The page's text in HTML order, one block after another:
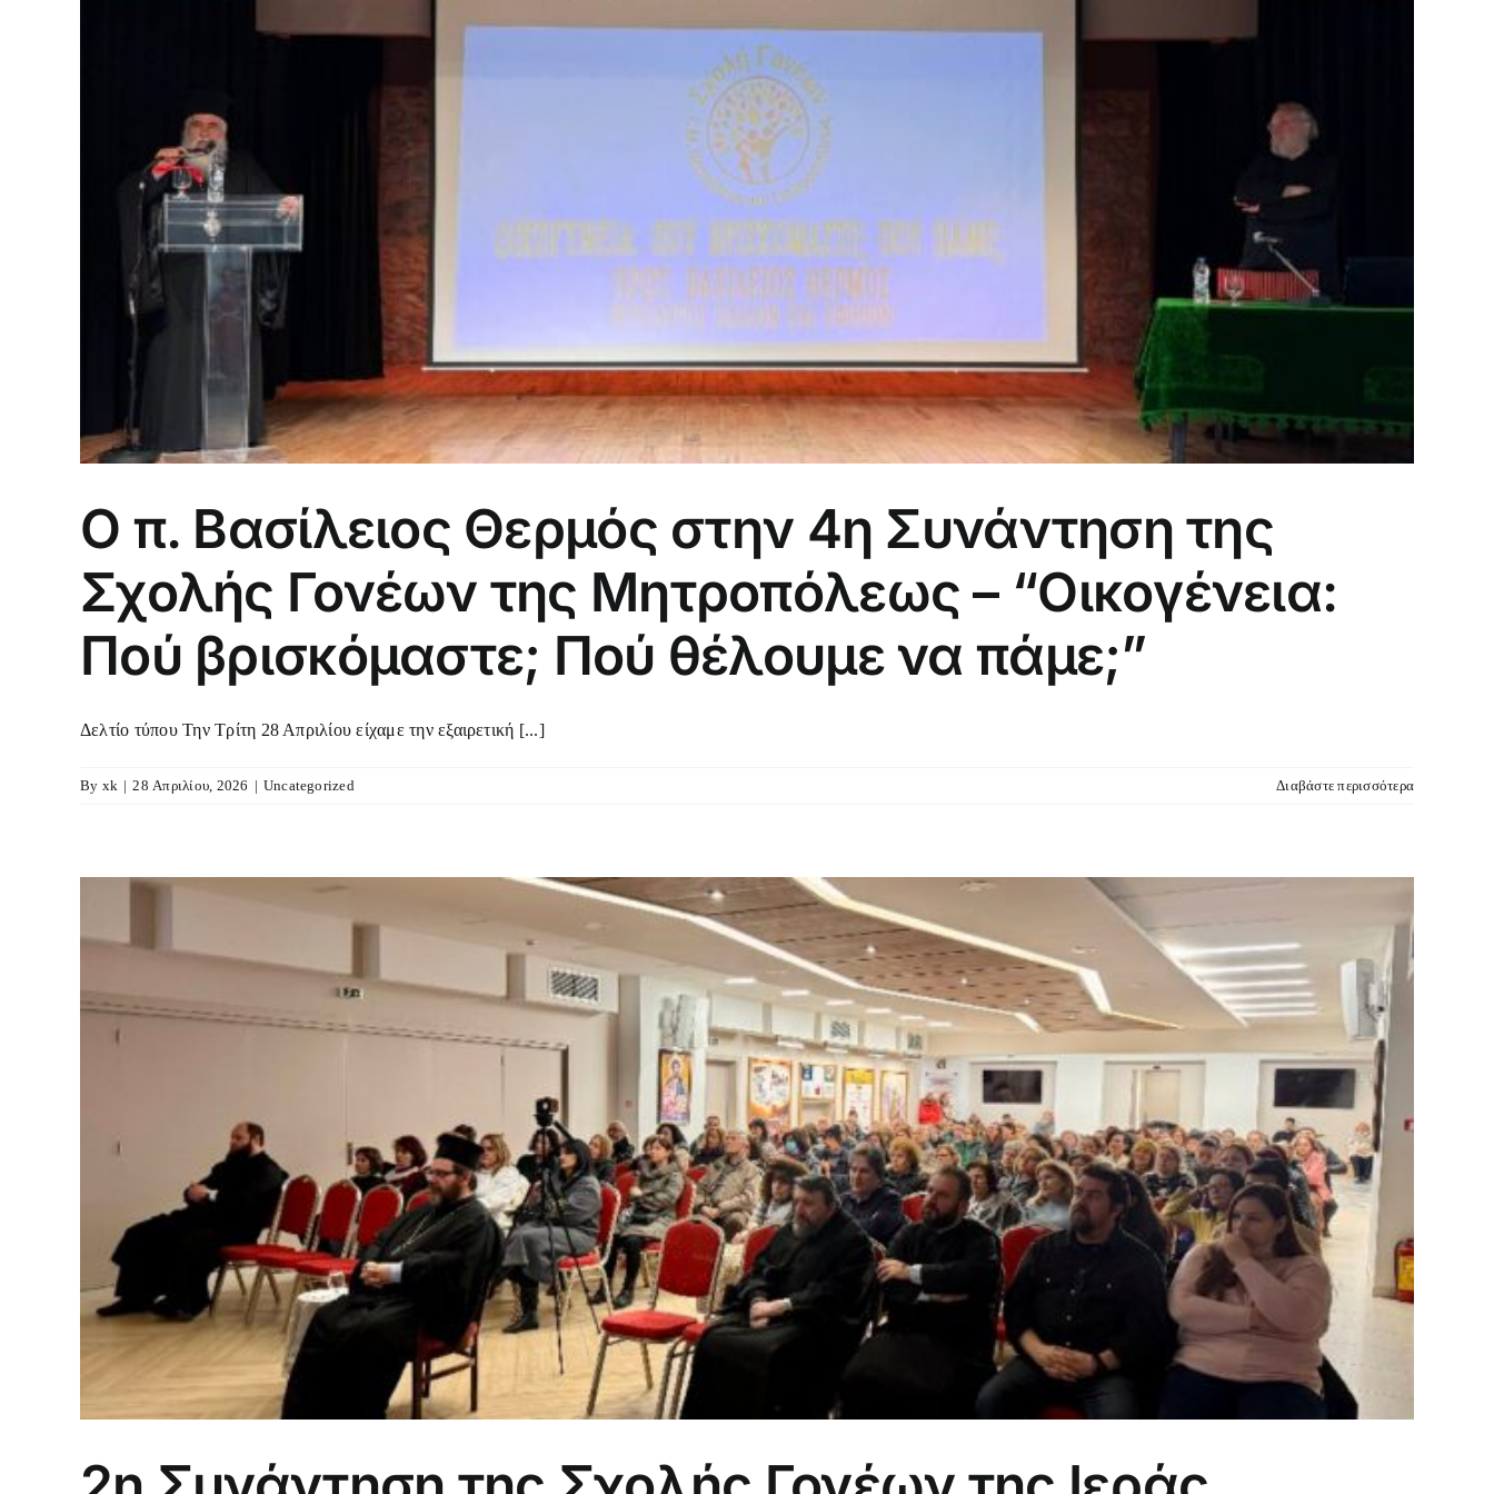
Ο π. Βασίλειος Θερμός στην 4η Συνάντηση της
Σχολής Γονέων της Μητροπόλεως – “Οικογένεια:
Πού βρισκόμαστε; Πού θέλουμε να πάμε;”
Δελτίο τύπου Την Τρίτη 28 Απριλίου είχαμε την εξαιρετική [...]
By xk | 28 Απριλίου, 2026 | Uncategorized Διαβάστε περισσότερα